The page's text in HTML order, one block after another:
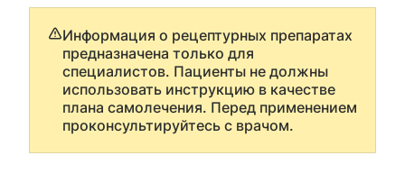
Информация о рецептурных препаратах
предназначена только для
специалистов. Пациенты не должны
использовать инструкцию в качестве
плана самолечения. Перед применением
проконсультируйтесь с врачом.